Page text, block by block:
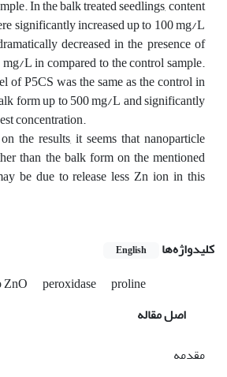
In the balk treated seedlings, content
significantly increased up to 100 mg/L
decreased in the presence of
L in compared to the control sample.
of P5CS was the same as the control in
form up to 500 mg/L and significantly
concentration.
the results, it seems that nanoparticle
than the balk form on the mentioned
be due to release less Zn ion in this
کلیدواژه‌ها English
ZnO peroxidase
proline
اصل مقاله
مقدمه